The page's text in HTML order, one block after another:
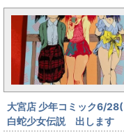
大宮店 少年コミック6/
白蛇少女伝説 出します